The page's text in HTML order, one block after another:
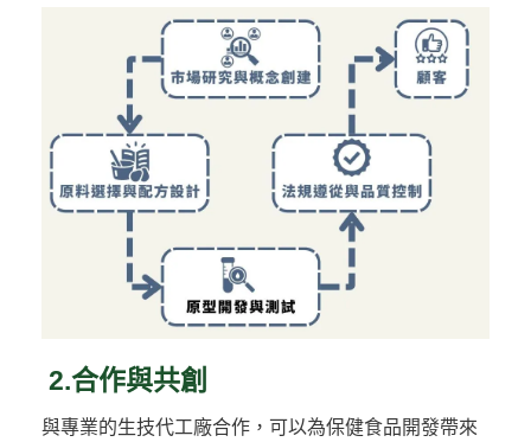
2.合作與共創
與專業的生技代工廠合作，可以為保健食品開發帶來